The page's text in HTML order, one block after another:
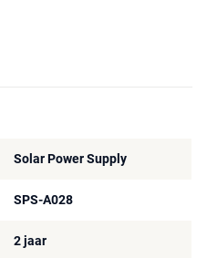
Solar Power Supply
SPS-A028
2 jaar